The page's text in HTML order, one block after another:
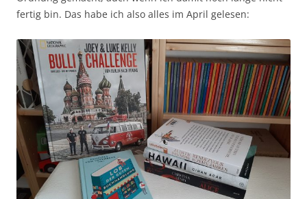
fertig bin. Das habe ich also alles im April gelesen: